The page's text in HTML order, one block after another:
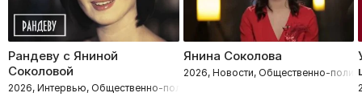
Рандеву с Яниной
Соколовой
2026, Интервью, Общественно-политическое
Янина Соколова
2026, Новости, Общественно-